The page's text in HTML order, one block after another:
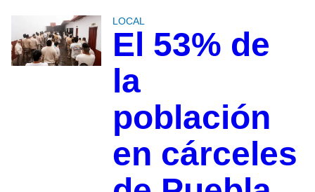
LOCAL
El 53% de
la
población
en cárceles